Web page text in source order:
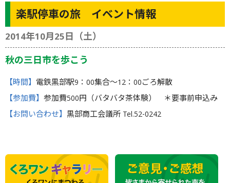
楽駅停車の旅 イベント情報
2014年10月25日（土）
秋の三日市を歩こう
【時間】 電鉄黒部駅9：00集合〜12：00ごろ解散
【参加費】 参加費500円（バタバタ茶体験） ＊要事前申込み
【お問い合わせ】 黒部商工会議所 Tel.52-0242